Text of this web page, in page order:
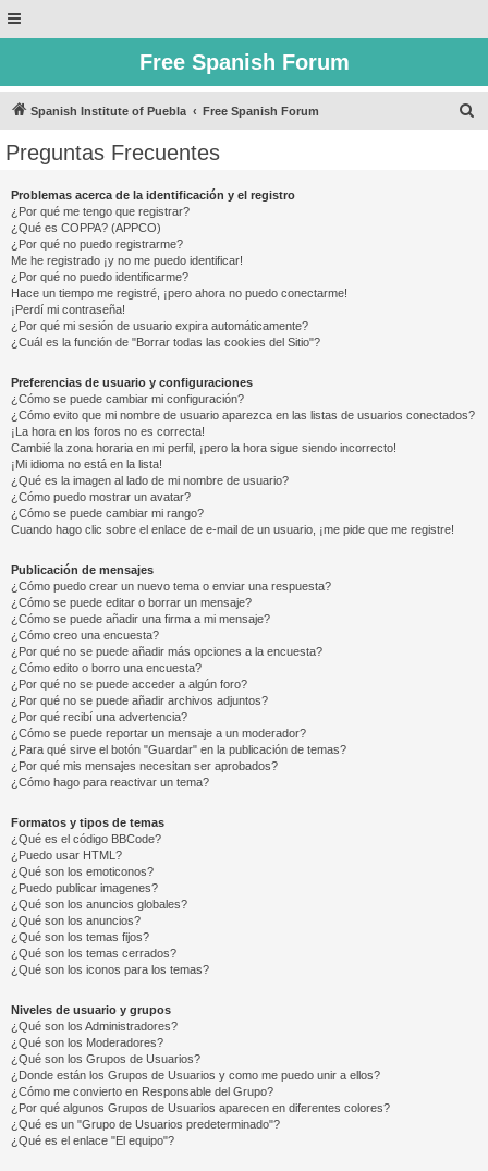
Free Spanish Forum
Spanish Institute of Puebla Free Spanish Forum
Preguntas Frecuentes
Problemas acerca de la identificación y el registro
¿Por qué me tengo que registrar?
¿Qué es COPPA? (APPCO)
¿Por qué no puedo registrarme?
Me he registrado ¡y no me puedo identificar!
¿Por qué no puedo identificarme?
Hace un tiempo me registré, ¡pero ahora no puedo conectarme!
¡Perdí mi contraseña!
¿Por qué mi sesión de usuario expira automáticamente?
¿Cuál es la función de "Borrar todas las cookies del Sitio"?
Preferencias de usuario y configuraciones
¿Cómo se puede cambiar mi configuración?
¿Cómo evito que mi nombre de usuario aparezca en las listas de usuarios conectados?
¡La hora en los foros no es correcta!
Cambié la zona horaria en mi perfil, ¡pero la hora sigue siendo incorrecto!
¡Mi idioma no está en la lista!
¿Qué es la imagen al lado de mi nombre de usuario?
¿Cómo puedo mostrar un avatar?
¿Cómo se puede cambiar mi rango?
Cuando hago clic sobre el enlace de e-mail de un usuario, ¡me pide que me registre!
Publicación de mensajes
¿Cómo puedo crear un nuevo tema o enviar una respuesta?
¿Cómo se puede editar o borrar un mensaje?
¿Cómo se puede añadir una firma a mi mensaje?
¿Cómo creo una encuesta?
¿Por qué no se puede añadir más opciones a la encuesta?
¿Cómo edito o borro una encuesta?
¿Por qué no se puede acceder a algún foro?
¿Por qué no se puede añadir archivos adjuntos?
¿Por qué recibí una advertencia?
¿Cómo se puede reportar un mensaje a un moderador?
¿Para qué sirve el botón "Guardar" en la publicación de temas?
¿Por qué mis mensajes necesitan ser aprobados?
¿Cómo hago para reactivar un tema?
Formatos y tipos de temas
¿Qué es el código BBCode?
¿Puedo usar HTML?
¿Qué son los emoticonos?
¿Puedo publicar imagenes?
¿Qué son los anuncios globales?
¿Qué son los anuncios?
¿Qué son los temas fijos?
¿Qué son los temas cerrados?
¿Qué son los iconos para los temas?
Niveles de usuario y grupos
¿Qué son los Administradores?
¿Qué son los Moderadores?
¿Qué son los Grupos de Usuarios?
¿Donde están los Grupos de Usuarios y como me puedo unir a ellos?
¿Cómo me convierto en Responsable del Grupo?
¿Por qué algunos Grupos de Usuarios aparecen en diferentes colores?
¿Qué es un "Grupo de Usuarios predeterminado"?
¿Qué es el enlace "El equipo"?